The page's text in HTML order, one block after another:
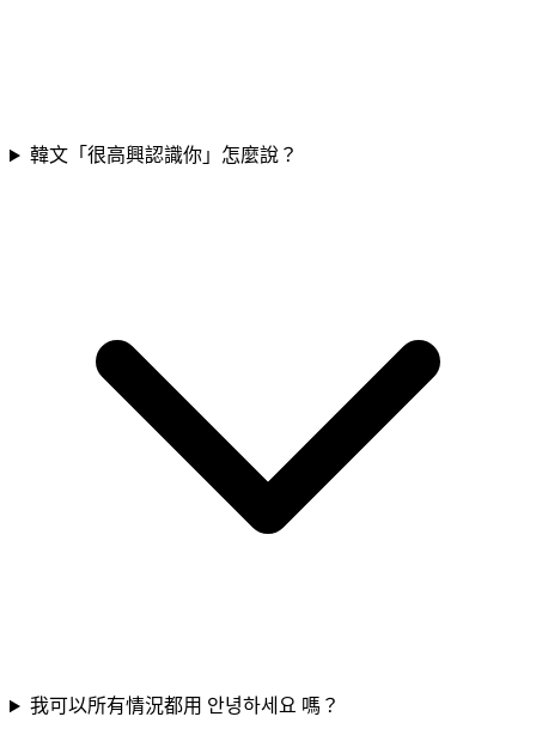
韓文「很高興認識你」怎麼說？
我可以所有情況都用 안녕하세요 嗎？